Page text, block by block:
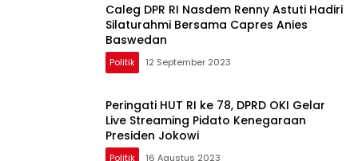
Caleg DPR RI Nasdem Renny Astuti Hadiri
Silaturahmi Bersama Capres Anies
Baswedan
Politik 12 September 2023
Peringati HUT RI ke 78, DPRD OKI Gelar
Live Streaming Pidato Kenegaraan
Presiden Jokowi
Politik 16 Agustus 2023